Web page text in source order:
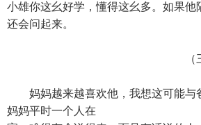
小雄你这幺好学，懂得这幺多。如果他
还会问起来。
（三
妈妈越来越喜欢他，我想这可能与
妈妈平时一个人在